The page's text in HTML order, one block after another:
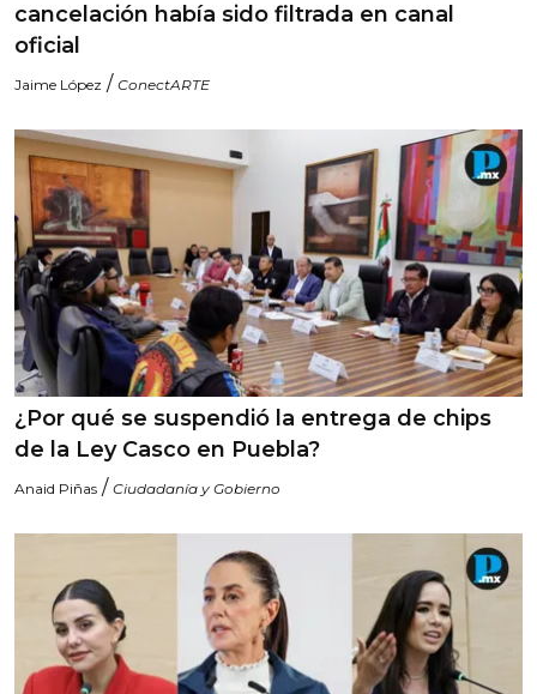
cancelación había sido filtrada en canal
oficial
Jaime López / ConectARTE
¿Por qué se suspendió la entrega de chips
de la Ley Casco en Puebla?
Anaid Piñas / Ciudadanía y Gobierno